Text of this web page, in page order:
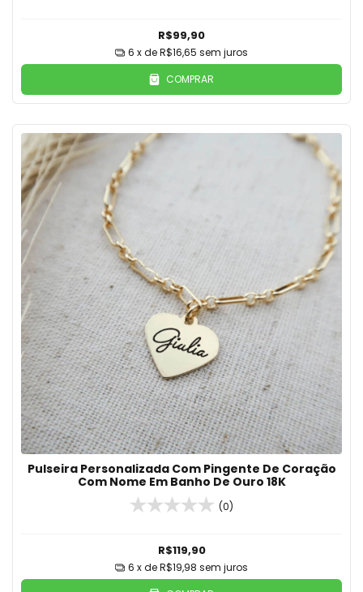
R$99,90
6 x deR$16,65 sem juros
COMPRAR
Pulseira Personalizada Com Pingente De Coração
Com Nome Em Banho De Ouro 18K
(0)
R$119,90
6 x deR$19,98 sem juros